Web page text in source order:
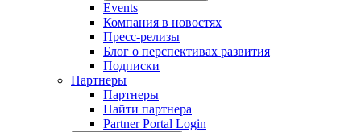
Events
Компания в новостях
Пресс-релизы
Блог о перспективах развития
Подписки
Партнеры
Партнеры
Найти партнера
Partner Portal Login